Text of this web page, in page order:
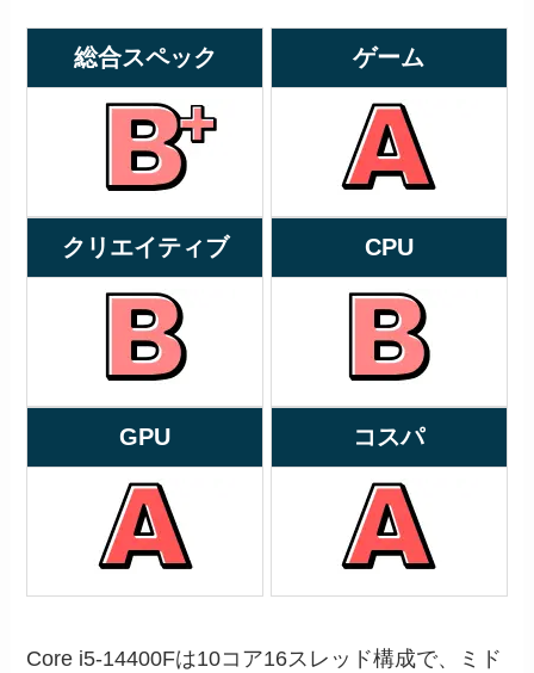
総合スペック ゲーム
クリエイティブ CPU
GPU コスパ
Core i5-14400Fは10コア16スレッド構成で、ミド